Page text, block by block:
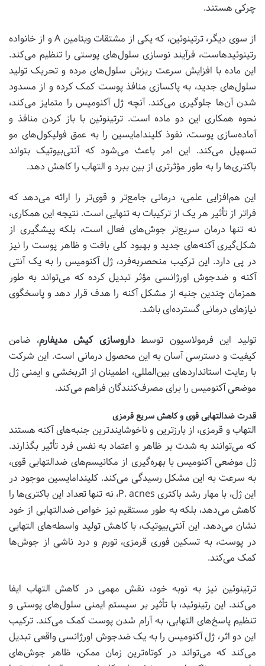
چرکی هستند.
از سوی دیگر، ترتینوئین، که یکی از مشتقات ویتامین A و از خانواده
رتینوئیدهاست، فرآیند نوسازی سلول‌های پوستی را تنظیم می‌کند.
این ماده با افزایش سرعت ریزش سلول‌های مرده و تحریک تولید
سلول‌های جدید، به پاکسازی منافذ پوست کمک کرده و از مسدود
شدن آن‌ها جلوگیری می‌کند. آنچه ژل آکنومیس را متمایز می‌کند،
نحوه همکاری این دو ماده است. ترتینوئین با باز کردن منافذ و
آماده‌سازی پوست، نفوذ کلیندامایسین را به عمق فولیکول‌های مو
تسهیل می‌کند. این امر باعث می‌شود که آنتی‌بیوتیک بتواند
باکتری‌ها را به طور مؤثرتری از بین ببرد و التهاب را کاهش دهد.
این هم‌افزایی علمی، درمانی جامع‌تر و قوی‌تر را ارائه می‌دهد که
فراتر از تأثیر هر یک از ترکیبات به تنهایی است. نتیجه این همکاری،
نه تنها درمان سریع‌تر جوش‌های فعال است، بلکه پیشگیری از
شکل‌گیری آکنه‌های جدید و بهبود کلی بافت و ظاهر پوست را نیز
در پی دارد. این ترکیب منحصربه‌فرد، ژل آکنومیس را به یک آنتی
آکنه و ضدجوش اورژانسی مؤثر تبدیل کرده که می‌تواند به طور
همزمان چندین جنبه از مشکل آکنه را هدف قرار دهد و پاسخگوی
نیازهای درمانی گسترده‌ای باشد.
تولید این فرمولاسیون توسطداروسازی کیش مدیفارم، ضامن
کیفیت و دسترسی آسان به این محصول درمانی است. این شرکت
با رعایت استانداردهای بین‌المللی، اطمینان از اثربخشی و ایمنی ژل
موضعی آکنومیس را برای مصرف‌کنندگان فراهم می‌کند.
قدرت ضدالتهابی قوی و کاهش سریع قرمزی
التهاب و قرمزی، از بارزترین و ناخوشایندترین جنبه‌های آکنه هستند
که می‌توانند به شدت بر ظاهر و اعتماد به نفس فرد تأثیر بگذارند.
ژل موضعی آکنومیس با بهره‌گیری از مکانیسم‌های ضدالتهابی قوی،
به سرعت به این مشکل رسیدگی می‌کند. کلیندامایسین موجود در
این ژل، با مهار رشد باکتری P. acnes، نه تنها تعداد این باکتری‌ها را
کاهش می‌دهد، بلکه به طور مستقیم نیز خواص ضدالتهابی از خود
نشان می‌دهد. این آنتی‌بیوتیک، با کاهش تولید واسطه‌های التهابی
در پوست، به تسکین فوری قرمزی، تورم و درد ناشی از جوش‌ها
کمک می‌کند.
ترتینوئین نیز به نوبه خود، نقش مهمی در کاهش التهاب ایفا
می‌کند. این رتینوئید، با تأثیر بر سیستم ایمنی سلول‌های پوستی و
تنظیم پاسخ‌های التهابی، به آرام شدن پوست کمک می‌کند. ترکیب
این دو اثر، ژل آکنومیس را به یک ضدجوش اورژانسی واقعی تبدیل
می‌کند که می‌تواند در کوتاه‌ترین زمان ممکن، ظاهر جوش‌های